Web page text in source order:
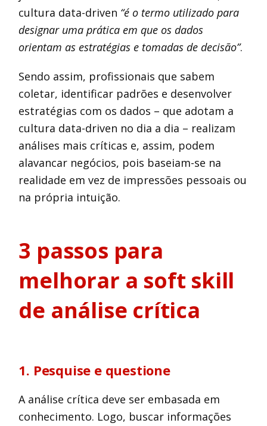
cultura data-driven “é o termo utilizado para
designar uma prática em que os dados
orientam as estratégias e tomadas de decisão”.
Sendo assim, profissionais que sabem
coletar, identificar padrões e desenvolver
estratégias com os dados – que adotam a
cultura data-driven no dia a dia – realizam
análises mais críticas e, assim, podem
alavancar negócios, pois baseiam-se na
realidade em vez de impressões pessoais ou
na própria intuição.
3 passos para
melhorar a soft skill
de análise crítica
1. Pesquise e questione
A análise crítica deve ser embasada em
conhecimento. Logo, buscar informações